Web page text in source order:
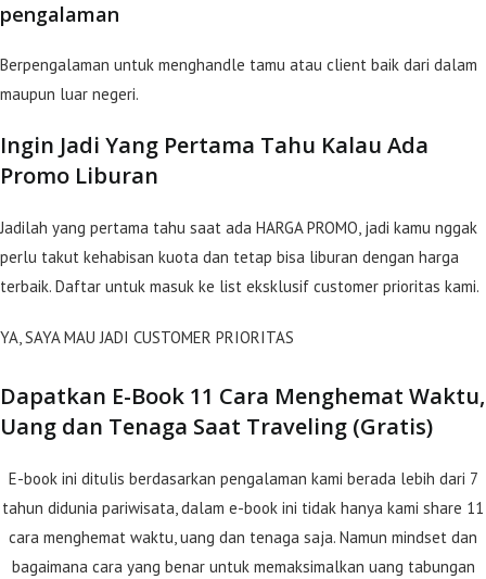
pengalaman
Berpengalaman untuk menghandle tamu atau client baik dari dalam
maupun luar negeri.
Ingin Jadi Yang Pertama Tahu Kalau Ada
Promo Liburan
Jadilah yang pertama tahu saat ada HARGA PROMO, jadi kamu nggak
perlu takut kehabisan kuota dan tetap bisa liburan dengan harga
terbaik. Daftar untuk masuk ke list eksklusif customer prioritas kami.
YA, SAYA MAU JADI CUSTOMER PRIORITAS
Dapatkan E-Book 11 Cara Menghemat Waktu,
Uang dan Tenaga Saat Traveling (Gratis)
E-book ini ditulis berdasarkan pengalaman kami berada lebih dari 7
tahun didunia pariwisata, dalam e-book ini tidak hanya kami share 11
cara menghemat waktu, uang dan tenaga saja. Namun mindset dan
bagaimana cara yang benar untuk memaksimalkan uang tabungan